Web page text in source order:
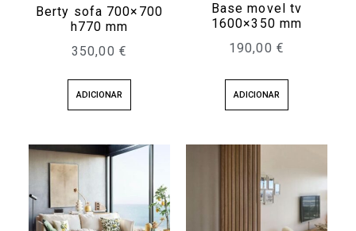
Berty sofa 700×700
h770 mm
350,00 €
ADICIONAR
Base movel tv
1600×350 mm
190,00 €
ADICIONAR